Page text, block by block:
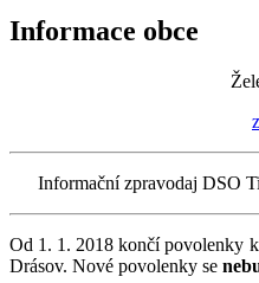
Informace obce
Informační zpravodaj DSO
Od 1. 1. 2018 končí povolenky
Drásov. Nové povolenky se